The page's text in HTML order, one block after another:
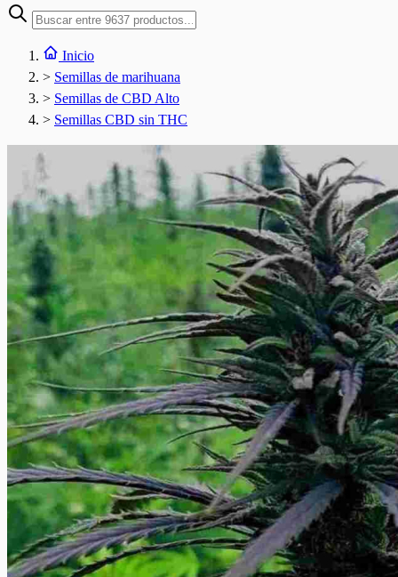
Inicio
> Semillas de marihuana
> Semillas de CBD Alto
> Semillas CBD sin THC